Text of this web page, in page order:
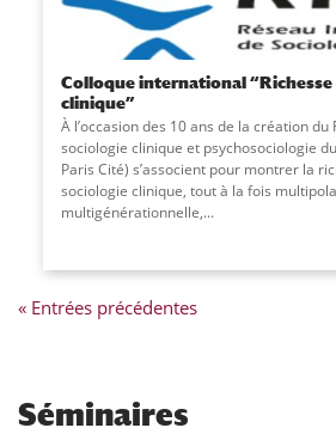
Colloque international “Richesse
clinique”
À l’occasion des 10 ans de la création du
sociologie clinique et psychosociologie
Paris Cité) s’associent pour montrer la
sociologie clinique, tout à la fois
multigénérationnelle,...
« Entrées précédentes
Séminaires